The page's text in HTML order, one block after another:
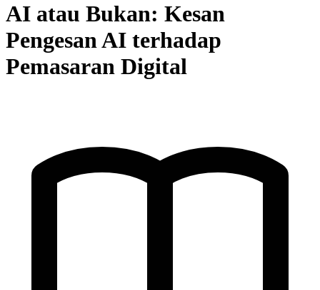
AI atau Bukan: Kesan
Pengesan AI terhadap
Pemasaran Digital